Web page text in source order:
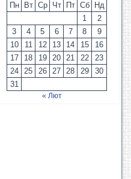
Пн
Вт Ср Чт Пт Сб
Нд
1
2
3
4 5 6 7 8
9
10
11 12 13 14 15
16
17
18 19 20 21 22
23
24
25 26 27 28 29
30
31
« Лют